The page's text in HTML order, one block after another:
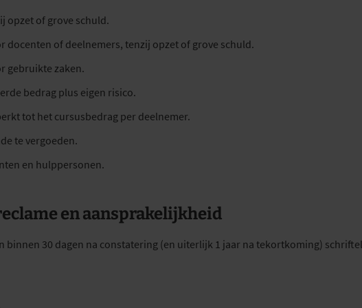
opzet of grove schuld.
docenten of deelnemers, tenzij opzet of grove schuld.
gebruikte zaken.
bedrag plus eigen risico.
tot het cursusbedrag per deelnemer.
te vergoeden.
en hulppersonen.
en aansprakelijkheid
binnen 30 dagen na constatering (en uiterlijk 1 jaar na tekortkoming)